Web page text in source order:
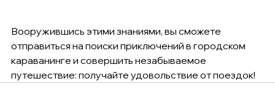
Вооружившись этими знаниями, вы сможете
отправиться на поиски приключений в городском
караванинге и совершить незабываемое
путешествие: получайте удовольствие от поездок!